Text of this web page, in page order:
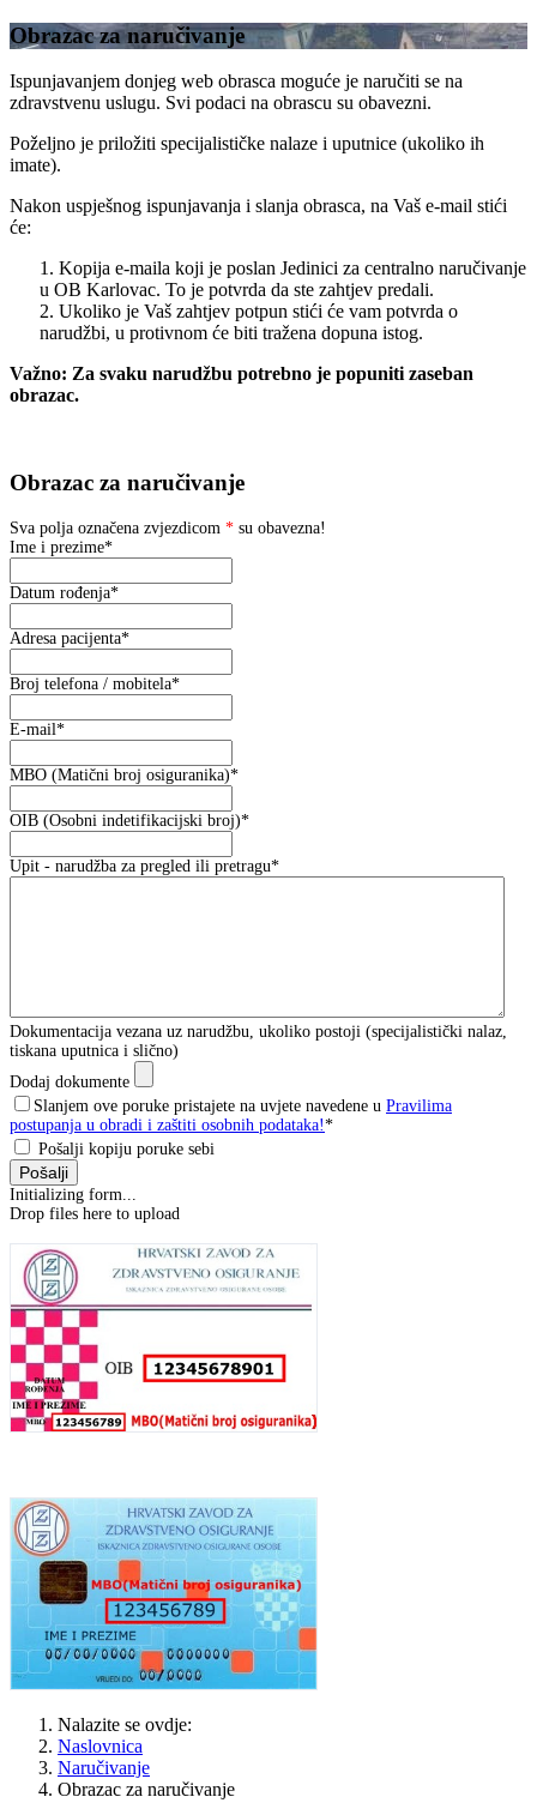
Obrazac za naručivanje
Ispunjavanjem donjeg web obrasca moguće je naručiti se na
zdravstvenu uslugu. Svi podaci na obrascu su obavezni.
Poželjno je priložiti specijalističke nalaze i uputnice (ukoliko ih
imate).
Nakon uspješnog ispunjavanja i slanja obrasca, na Vaš e-mail stići
će:
1. Kopija e-maila koji je poslan Jedinici za centralno naručivanje
u OB Karlovac. To je potvrda da ste zahtjev predali.
2. Ukoliko je Vaš zahtjev potpun stići će vam potvrda o
narudžbi, u protivnom će biti tražena dopuna istog.
Važno: Za svaku narudžbu potrebno je popuniti zaseban
obrazac.
Obrazac za naručivanje
Sva polja označena zvjezdicom * su obavezna!
Ime i prezime*
Datum rođenja*
Adresa pacijenta*
Broj telefona / mobitela*
E-mail*
MBO (Matični broj osiguranika)*
OIB (Osobni indetifikacijski broj)*
Upit - narudžba za pregled ili pretragu*
Dokumentacija vezana uz narudžbu, ukoliko postoji (specijalistički nalaz,
tiskana uputnica i slično)
Dodaj dokumente
Slanjem ove poruke pristajete na uvjete navedene u Pravilima
postupanja u obradi i zaštiti osobnih podataka!*
Pošalji kopiju poruke sebi
Pošalji
Initializing form...
Drop files here to upload
Nalazite se ovdje:
Naslovnica
Naručivanje
Obrazac za naručivanje